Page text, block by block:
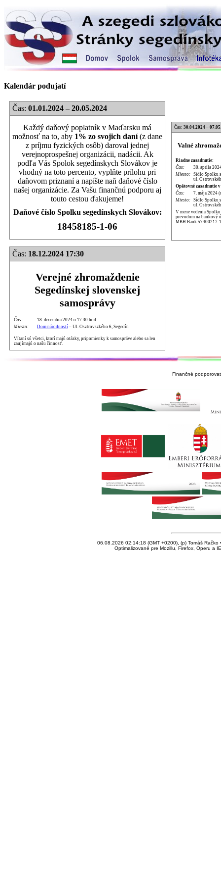
Kalendár podujatí
Čas: 01.01.2024 – 20.05.2024
Každý daňový poplatník v Maďarsku má
možnosť na to, aby 1% zo svojich daní(z dane
z príjmu fyzických osôb) daroval jednej
verejnoprospešnej organizácii, nadácii. Ak
podľa Vás Spolok segedínskych Slovákov je
vhodný na toto percento, vyplňte prílohu pri
daňovom priznaní a napíšte naň daňové číslo
našej organizácie. Za Vašu finančnú podporu aj
touto cestou ďakujeme!
Daňové číslo Spolku segedínskych Slovákov:
18458185-1-06
Čas: 30.04.2024 –
Valné
Riadne zasadnutie:
Čas:
30. aprila
Miesto: Sídlo Spolku
ul.
Opätovné zasadnutie
Čas:
7. mája 2024
Miesto: Sídlo Spolku
ul.
V mene vedenia
prevodom na bankový
MBH Bank 57400217-
Čas: 18.12.2024 17:30
Verejné zhromaždenie
Segedínskej slovenskej
samosprávy
Čas:
18. decembra 2024 o 17.30 hod.
Miesto:
Dom národností – Ul. Osztrovszkého 6, Segedín
Vítaní sú všetci, ktorí majú otázky, pripomienky k samospráve alebo sa len
zaujímajú o našu činnosť.
Finančné
06.08.2026 02:14:18 (GMT +0200), (p) Tomáš Račko
Optimalizované pre Mozillu, Firefox, Operu a